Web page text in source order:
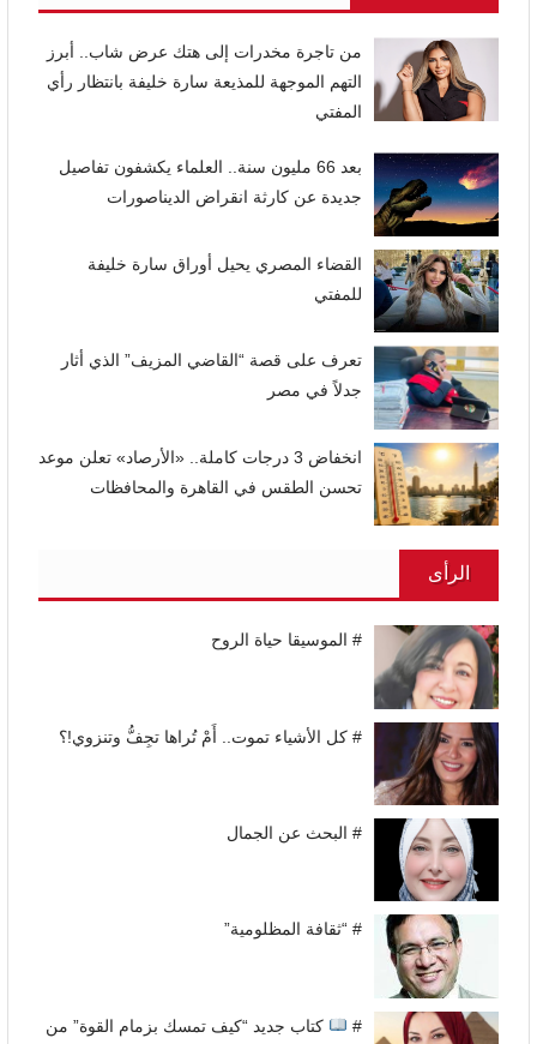
من تاجرة مخدرات إلى هتك عرض شاب.. أبرز
التهم الموجهة للمذيعة سارة خليفة بانتظار رأي
المفتي
بعد 66 مليون سنة.. العلماء يكشفون تفاصيل
جديدة عن كارثة انقراض الديناصورات
القضاء المصري يحيل أوراق سارة خليفة
للمفتي
تعرف على قصة “القاضي المزيف” الذي أثار
جدلاً في مصر
انخفاض 3 درجات كاملة.. «الأرصاد» تعلن موعد
تحسن الطقس في القاهرة والمحافظات
الرأى
# الموسيقا حياة الروح
# كل الأشياء تموت.. أَمْ تُراها تجِفُّ وتنزوي!؟
# البحث عن الجمال
# “ثقافة المظلومية”
#
كتاب جديد “كيف تمسك بزمام القوة” من